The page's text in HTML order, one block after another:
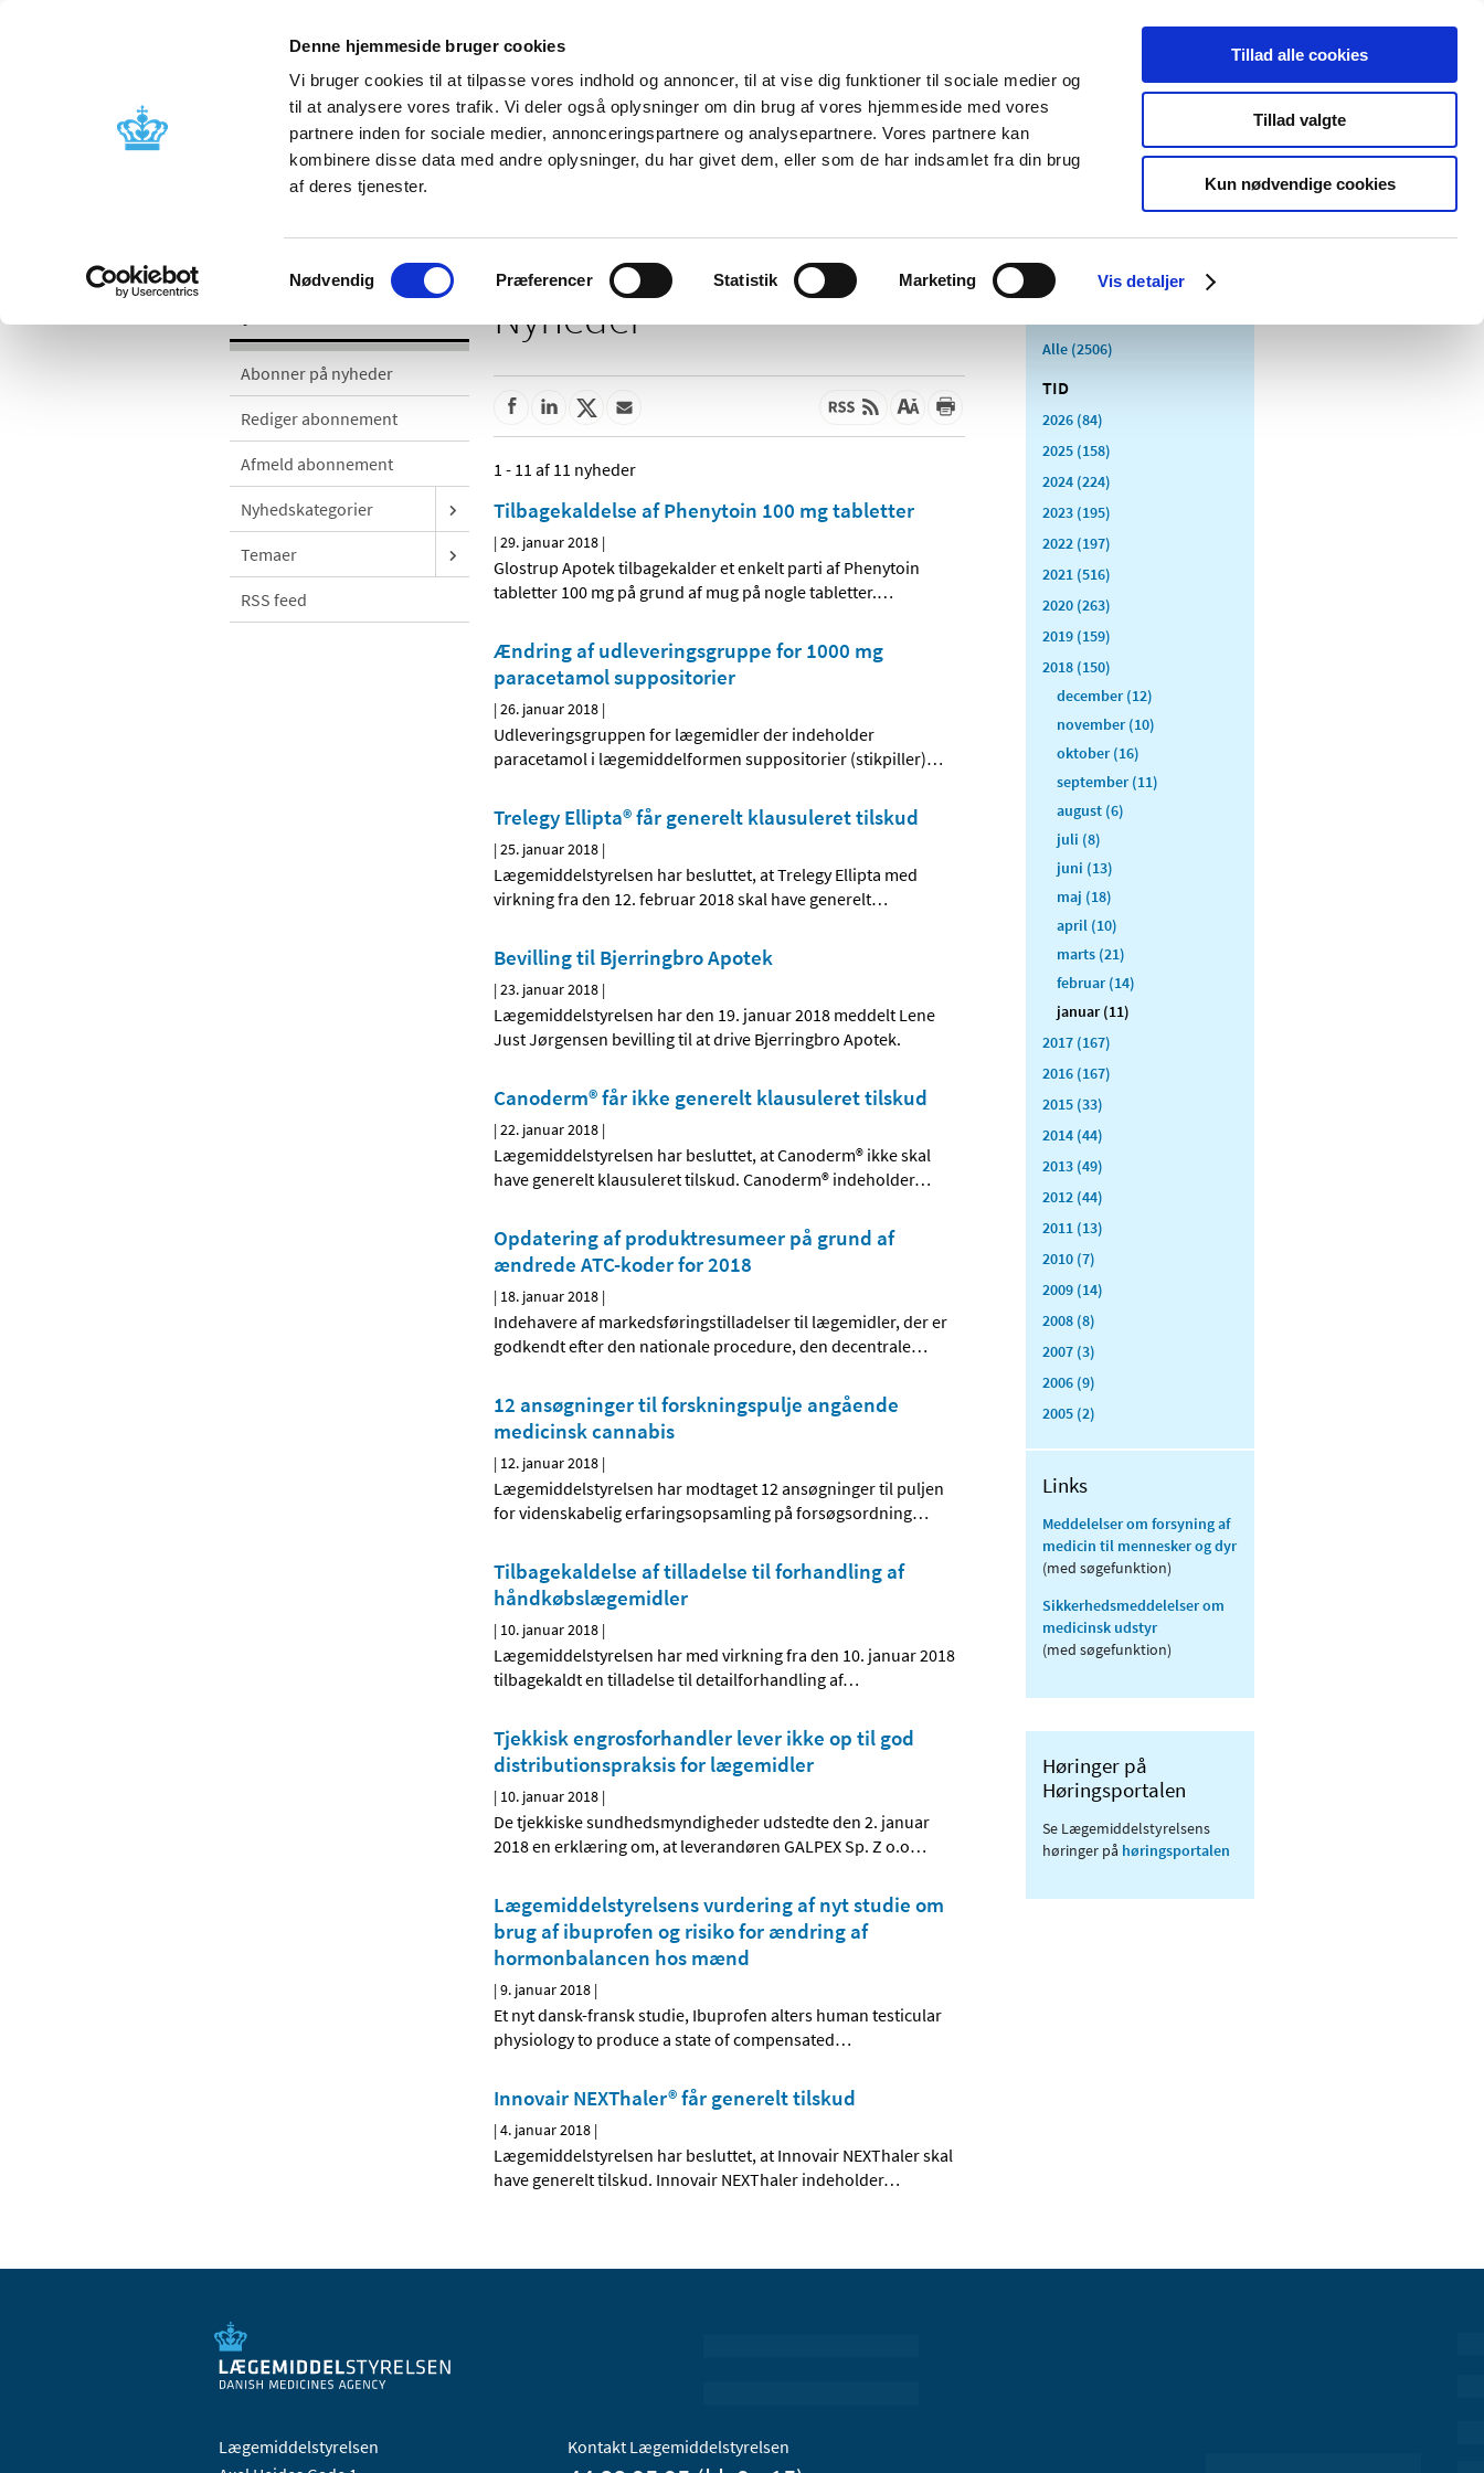
Denne hjemmeside bruger cookies
Vi bruger cookies til at tilpasse vores indhold og annoncer, til at vise dig funktioner til sociale medier og
til at analysere vores trafik. Vi deler også oplysninger om din brug af vores hjemmeside med vores
partnere inden for sociale medier, annonceringspartnere og analysepartnere. Vores partnere kan
kombinere disse data med andre oplysninger, du har givet dem, eller som de har indsamlet fra din brug
af deres tjenester.
Samtykkevalg
Nødvendig Præferencer Statistik Marketing Vis detaljer
Tillad alle cookies
Tillad valgte
Kun nødvendige cookies
Nyheder Om os Kontakt Udgivelser
Godkendelse og
Bivirkninger og
produktinformation
Tilskud og
Apoteker og salg af
Medicinsk
Særlige
produktområder
Abonner på nyheder
Rediger abonnement
Afmeld abonnement
Nyhedskategorier
Temaer
RSS feed
Nyheder
1 - 11 af 11 nyheder
Tilbagekaldelse af Phenytoin 100 mg tabletter
|29. januar 2018 |
Glostrup Apotek tilbagekalder et enkelt parti af Phenytoin
tabletter 100 mg på grund af mug på nogle tabletter.…
Ændring af udleveringsgruppe for 1000 mg
paracetamol suppositorier
|26. januar 2018 |
Udleveringsgruppen for lægemidler der indeholder
paracetamol i lægemiddelformen suppositorier (stikpiller)…
Trelegy Ellipta® får generelt klausuleret tilskud
|25. januar 2018 |
Lægemiddelstyrelsen har besluttet, at Trelegy Ellipta med
virkning fra den 12. februar 2018 skal have generelt…
Bevilling til Bjerringbro Apotek
|23. januar 2018 |
Lægemiddelstyrelsen har den 19. januar 2018 meddelt Lene
Just Jørgensen bevilling til at drive Bjerringbro Apotek.
Canoderm® får ikke generelt klausuleret tilskud
|22. januar 2018 |
Lægemiddelstyrelsen har besluttet, at Canoderm® ikke skal
have generelt klausuleret tilskud. Canoderm® indeholder…
Opdatering af produktresumeer på grund af
ændrede ATC-koder for 2018
| 18. januar 2018 |
Indehavere af markedsføringstilladelser til lægemidler, der er
godkendt efter den nationale procedure, den decentrale…
12 ansøgninger til forskningspulje angående
medicinsk cannabis
| 12. januar 2018 |
Lægemiddelstyrelsen har modtaget 12 ansøgninger til puljen
for videnskabelig erfaringsopsamling på forsøgsordning…
Tilbagekaldelse af tilladelse til forhandling af
håndkøbslægemidler
| 10. januar 2018 |
Lægemiddelstyrelsen har med virkning fra den 10. januar 2018
tilbagekaldt en tilladelse til detailforhandling af…
Tjekkisk engrosforhandler lever ikke op til god
distributionspraksis for lægemidler
| 10. januar 2018 |
De tjekkiske sundhedsmyndigheder udstedte den 2. januar
2018 en erklæring om, at leverandøren GALPEX Sp. Z o.o…
Lægemiddelstyrelsens vurdering af nyt studie om
brug af ibuprofen og risiko for ændring af
hormonbalancen hos mænd
|9. januar 2018 |
Et nyt dansk-fransk studie, Ibuprofen alters human testicular
physiology to produce a state of compensated…
Innovair NEXThaler® får generelt tilskud
|4. januar 2018 |
Lægemiddelstyrelsen har besluttet, at Innovair NEXThaler skal
have generelt tilskud. Innovair NEXThaler indeholder…
Alle (2506)
TID
2026 (84)
2025 (158)
2024 (224)
2023 (195)
2022 (197)
2021 (516)
2020 (263)
2019 (159)
2018 (150)
december (12)
november (10)
oktober (16)
september (11)
august (6)
juli (8)
juni (13)
maj (18)
april (10)
marts (21)
februar (14)
januar (11)
2017 (167)
2016 (167)
2015 (33)
2014 (44)
2013 (49)
2012 (44)
2011 (13)
2010 (7)
2009 (14)
2008 (8)
2007 (3)
2006 (9)
2005 (2)
Links
Meddelelser om forsyning af
medicin til mennesker og dyr
(med søgefunktion)
Sikkerhedsmeddelelser om
medicinsk udstyr
(med søgefunktion)
Høringer på
Høringsportalen
Se Lægemiddelstyrelsens
høringer på høringsportalen
Lægemiddelstyrelsen
Kontakt Lægemiddelstyrelsen